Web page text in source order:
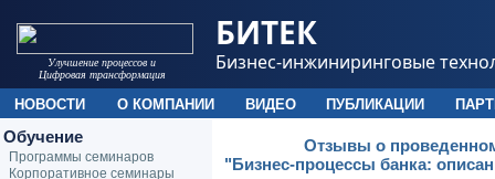
Отзывы о
"Бизнес-процессы банка:
Обучение
Программы семинаров
Корпоративное семинары
Улучшение процессов и
Цифровая трансформация
БИТЕК
Бизнес-инжиниринговые
НОВОСТИ О КОМПАНИИ ВИДЕО ПУБЛИКАЦИИ